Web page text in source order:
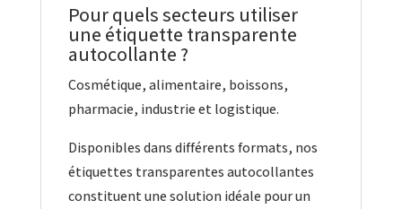
Pour quels secteurs utiliser
une étiquette transparente
autocollante ?
Cosmétique, alimentaire, boissons,
pharmacie, industrie et logistique.
Disponibles dans différents formats, nos
étiquettes transparentes autocollantes
constituent une solution idéale pour un